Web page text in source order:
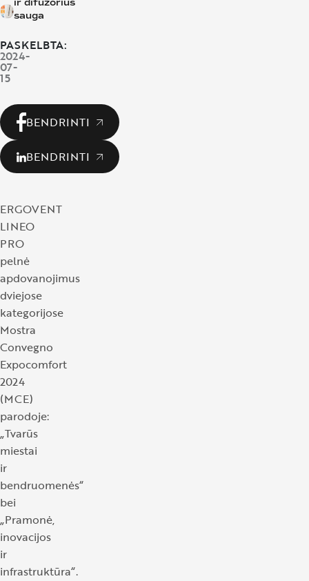
PASKELBTA:
2024-
07-
15
BENDRINTI
BENDRINTI
ERGOVENT
LINEO
PRO
pelnė
apdovanojimus
dviejose
kategorijose
Mostra
Convegno
Expocomfort
2024
(MCE)
parodoje:
„Tvarūs
miestai
ir
bendruomenės“
bei
„Pramonė,
inovacijos
ir
infrastruktūra“.
ir
sauga
difuzorius